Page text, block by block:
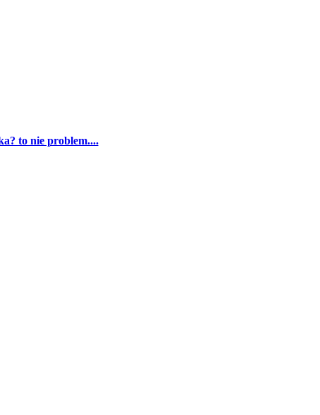
to nie problem....